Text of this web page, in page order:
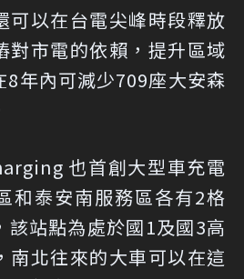
可以在台電尖峰時段釋放
對市電的依賴，提升區域
8年內可減少709座大安森
也首創大型車充電
和泰安南服務區各有2格
該站點為處於國1及國3高
南北往來的大車可以在這